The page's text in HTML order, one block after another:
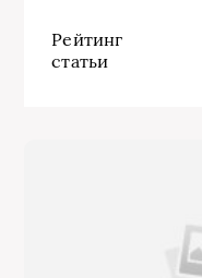
Рейтинг
статьи